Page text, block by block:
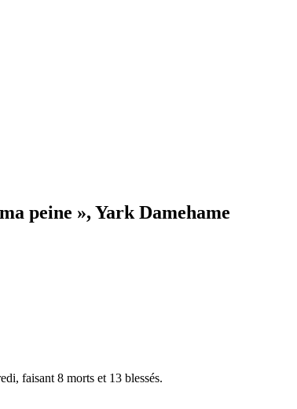
peine », Yark Damehame
faisant 8 morts et 13 blessés.